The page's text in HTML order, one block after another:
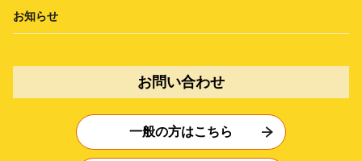
お知らせ
お問い合わせ
一般の方はこちら